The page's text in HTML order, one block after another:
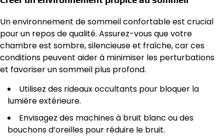
Un environnement de sommeil confortable est crucial
pour un repos de qualité. Assurez-vous que votre
chambre est sombre, silencieuse et fraîche, car ces
conditions peuvent aider à minimiser les perturbations
et favoriser un sommeil plus profond.
Utilisez des rideaux occultants pour bloquer la
lumière extérieure.
Envisagez des machines à bruit blanc ou des
bouchons d’oreilles pour réduire le bruit.